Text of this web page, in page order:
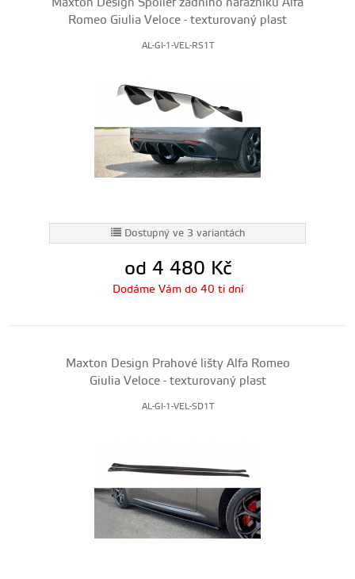
Romeo Giulia Veloce - texturovaný plast
AL-GI-1-VEL-RS1T
Dostupný ve 3 variantách
od 4 480 Kč
Dodáme Vám do 40 ti dní
Maxton Design Prahové lišty Alfa Romeo
Giulia Veloce - texturovaný plast
AL-GI-1-VEL-SD1T